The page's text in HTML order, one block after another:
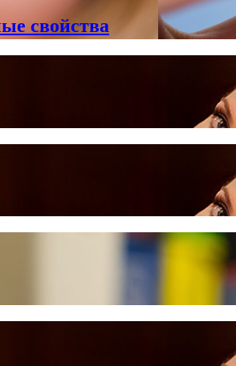
свойства